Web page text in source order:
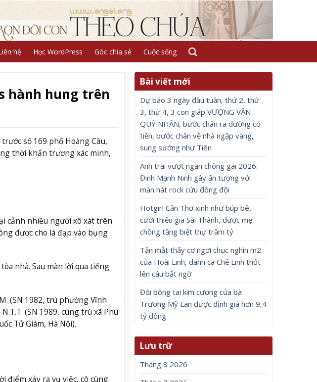
hệ Học WordPress Góc chia sẻ Cuộc sống
hành hung trên
số 169 phố Hoàng Cầu,
thời khẩn trương xác minh,
cảnh nhiều người xô xát trên
được cho là đạp vào bụng
nhà. Sau màn lời qua tiếng
(SN 1982, trú phường Vĩnh
(SN 1989, cùng trú xã Phú
Tử Giám, Hà Nội).
điểm xảy ra vụ việc, cô cùng
Bài viết mới
Dự báo 3 ngày đầu tuần, thứ 2, thứ
3, thứ 4, 3 con giáp VƯỢNG VẬN
QUÝ NHÂN, bước chân ra đường có
tiền, bước chân về nhà ngập vàng,
sung sướng như Tiên
Anh trai vượt ngàn chông gai 2026:
Đinh Mạnh Ninh gây ấn tượng với
màn hát rock cứu đồng đội
Hotgirl Cần Thơ xinh như búp bê,
cưới thiếu gia Sài Thành, được mẹ
chồng tặng biệt thự trăm tỷ
Tận mắt thấy cơ ngơi chục nghìn m2
của Hoài Linh, danh ca Chế Linh thốt
lên câu bất ngờ
Đôi bông tai kim cương của bà
Trương Mỹ Lan được định giá hơn 9,4
tỷ đồng
Lưu trữ
Tháng 8 2026